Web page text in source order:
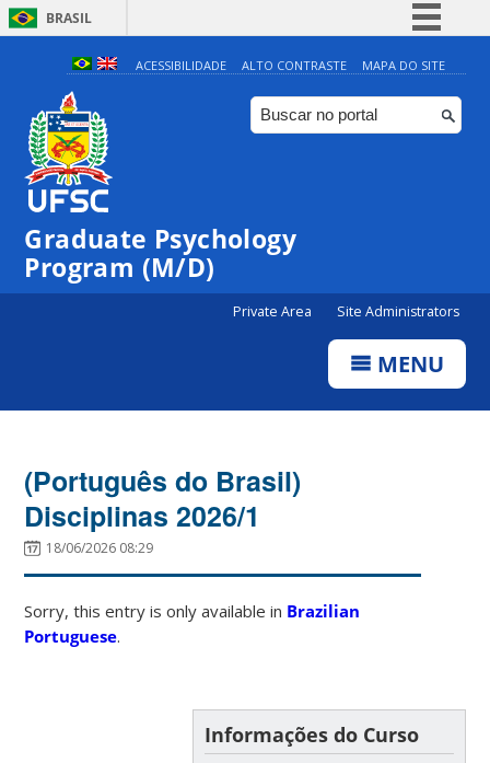
BRASIL
Simplifique!
Comunica BR
Participe
ACESSIBILIDADE ALTO CONTRASTE MAPA DO SITE
Graduate Psychology
Program (M/D)
Private Area Site Administrators
MENU
(Português do Brasil)
Disciplinas 2026/1
18/06/2026 08:29
Sorry, this entry is only available in Brazilian
Portuguese.
Informações do Curso